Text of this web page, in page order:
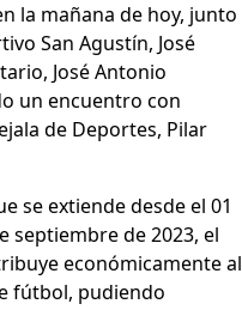
la mañana de hoy, junto
San Agustín, José
José Antonio
un encuentro con
de Deportes, Pilar
se extiende desde el 01
septiembre de 2023, el
económicamente al
fútbol, pudiendo